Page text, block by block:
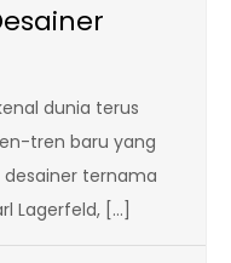
dunia terus
tren baru yang
ternama
Lagerfeld, […]